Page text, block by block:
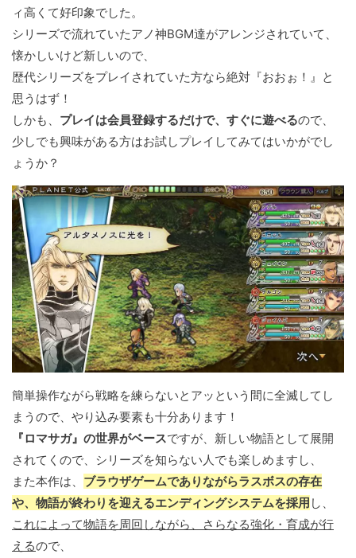
ィ高くて好印象でした。
シリーズで流れていたアノ神BGM達がアレンジされていて、
懐かしいけど新しいので、
歴代シリーズをプレイされていた方なら絶対『おおぉ！』と
思うはず！
しかも、 プレイは会員登録するだけで、すぐに遊べるので、
少しでも興味がある方はお試しプレイしてみてはいかがでし
ょうか？
簡単操作ながら戦略を練らないとアッという間に全滅してし
まうので、やり込み要素も十分あります！
『ロマサガ』の世界がベースですが、新しい物語として展開
されてくので、シリーズを知らない人でも楽しめますし、
また本作は、 ブラウザゲームでありながらラスボスの存在
や、物語が終わりを迎えるエンディングシステムを採用 し、
これによって物語を周回しながら、さらなる強化・育成が行
えるので、